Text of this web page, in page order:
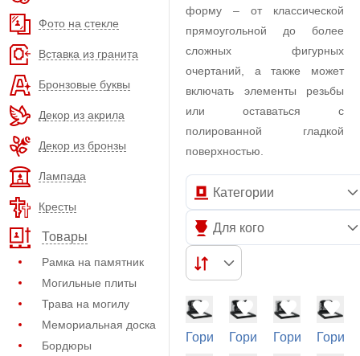
Фото на стекле
Вставка из гранита
Бронзовые буквы
Декор из акрила
Декор из бронзы
Лампада
Кресты
Товары
Рамка на памятник
Могильные плиты
Трава на могилу
Мемориальная доска
Бордюры
форму – от классической
прямоугольной до более
сложных фигурных
очертаний, а также может
включать элементы резьбы
или оставаться с
полированной гладкой
поверхностью.
Категории
Для кого
Горизонтальный
Горизонтальный